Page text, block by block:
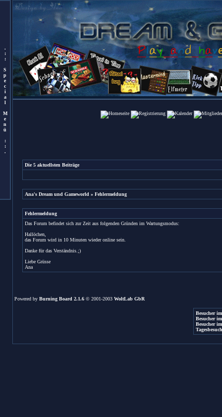
.
:
:
S
p
e
c
i
a
l
M
e
n
ü
:
:
.
Die 5 aktuellsten Beiträge
Ana's Dream und Gameworld » Fehlermeldung
Fehlermeldung
Das Forum befindet sich zur Zeit aus folgenden Gründen im Wartungsmodus:
Hallöchen,
das Forum wird in 10 Minuten wieder online sein.
Danke für das Verständnis.;)
Liebe Grüsse
Ana
Powered by Burning Board 2.1.6© 2001-2003 WoltLab GbR
Besucher
Besucher
Besucher